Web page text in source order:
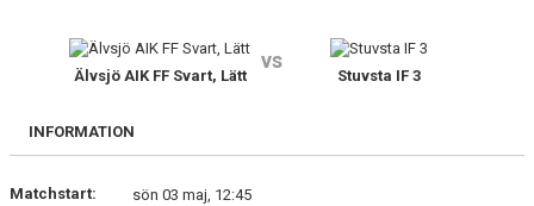
BILDGALLERI
DOKUMENT
Älvsjö AIK FF Svart, Lätt
vs
Stuvsta IF 3
INFORMATION
Matchstart:
sön 03 maj, 12:45